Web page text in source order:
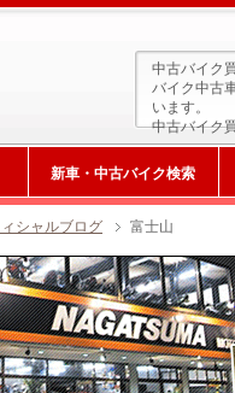
中古バイク
バイク中古
います。
中古バイク
新車・中古バイク検索
シャルブログ 富士山